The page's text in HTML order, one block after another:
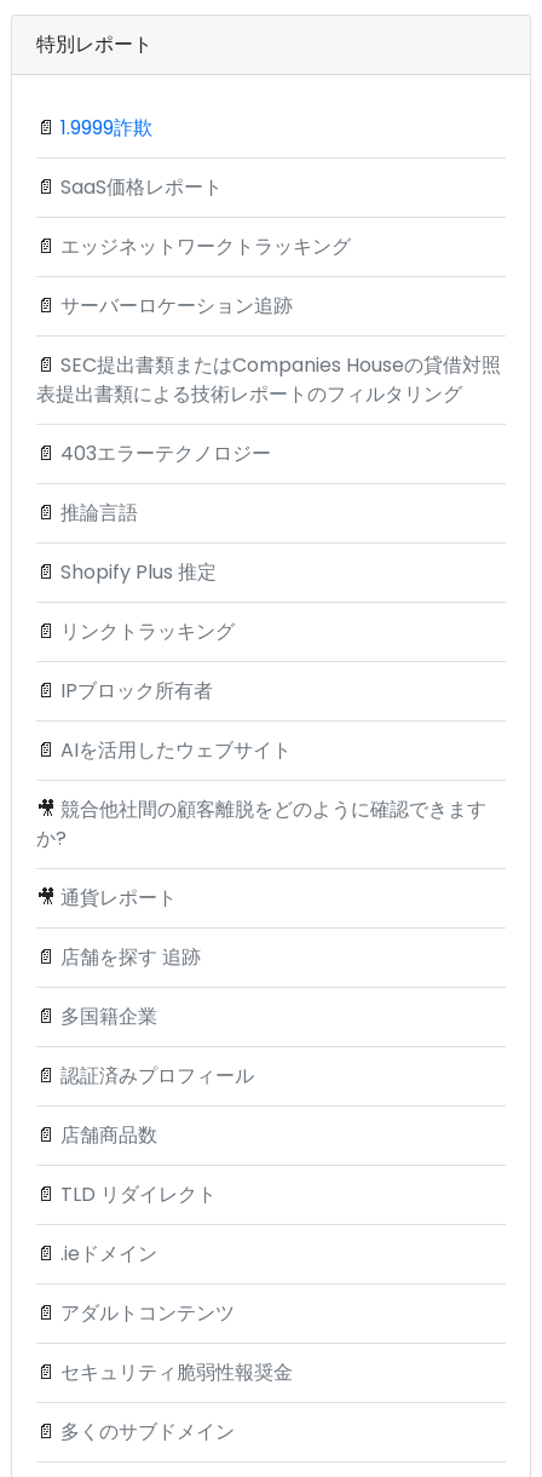
特別レポート
📄 1.9999詐欺
📄 SaaS価格レポート
📄 エッジネットワークトラッキング
📄 サーバーロケーション追跡
📄 SEC提出書類またはCompanies Houseの貸借対照
表提出書類による技術レポートのフィルタリング
📄 403エラーテクノロジー
📄 推論言語
📄 Shopify Plus 推定
📄 リンクトラッキング
📄 IPブロック所有者
📄 AIを活用したウェブサイト
🎥 競合他社間の顧客離脱をどのように確認できます
か?
🎥 通貨レポート
📄 店舗を探す 追跡
📄 多国籍企業
📄 認証済みプロフィール
📄 店舗商品数
📄 TLD リダイレクト
📄 .ieドメイン
📄 アダルトコンテンツ
📄 セキュリティ脆弱性報奨金
📄 多くのサブドメイン